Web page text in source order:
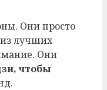
Они просто
лучших
Они
чтобы